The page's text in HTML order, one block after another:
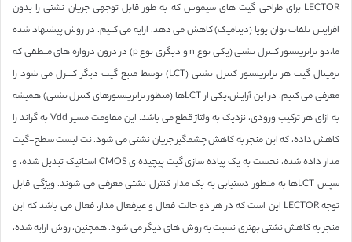
LECTOR برای طراحی گیت های سیموس که به طور قابل توجهی جریان نشتی را بدون
افزایش تلفات توان پویا (دینامیک) کاهش می دهد، ارایه می کنیم. در روش پیشنهاد شده
ما،دو ترانزیستور کنترل نشتی (یکی نوع n و دیگری نوع p) در درون دروازه های منطقی که
ترمینال گیت هر ترانزیستور کنترل نشتی (LCT) توسط منبع گیت دیگر کنترل می شود را
معرفی می کنیم. در این آرایش،یکی از LCTها (منظور ترانزیستورهای کنترل نشتی) همیشه
به ازای هر ترکیب ورودی، نزدیک به ولتاژ قطع می باشد. این مقاومت مسیر Vdd به گراند را
کاهش داده، که این منجر به کاهش چشمگیر جریان نشتی می شود. نت لیست سطح-گیت
مدار داده شده، نخست به یک پیاده سازی گیت پیچیده ی CMOS استاتیک تبدیل شده، و
سپس LCTها به منظور دستیابی به یک مدار کنترل نشتی معرفی می شوند. ویژگی قابل
توجه LECTOR این است که در هر دو حالت فعال و غیرفعال مدار، فعال می باشد که این
منجر به کاهش نشتی بهتری نسبت به روش های دیگر می شود. همچنین، روش ارایه شده،